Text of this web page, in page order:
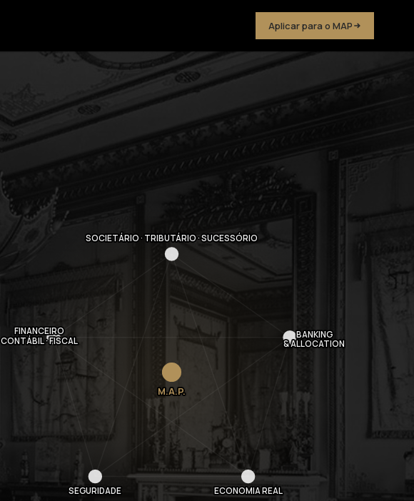
Aplicar para o MAP
SOCIETÁRIO · TRIBUTÁRIO · SUCESSÓRIO
BANKING
& ALLOCATION
ECONOMIA REAL
SEGURIDADE
FINANCEIRO
CONTÁBIL · FISCAL
M.A.P.